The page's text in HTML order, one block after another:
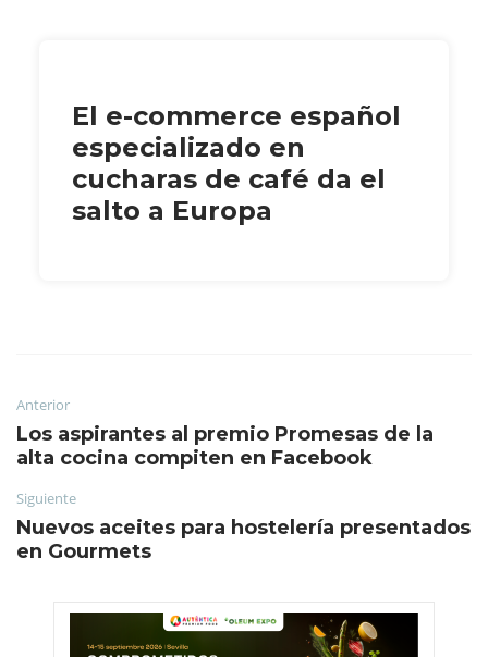
El e-commerce español
especializado en
cucharas de café da el
salto a Europa
Anterior
Los aspirantes al premio Promesas de la
alta cocina compiten en Facebook
Siguiente
Nuevos aceites para hostelería presentados
en Gourmets